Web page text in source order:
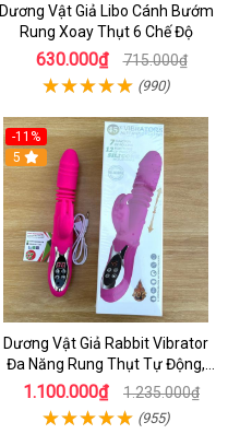
Dương Vật Giả Libo Cánh Bướm
Rung Xoay Thụt 6 Chế Độ
630.000₫ 715.000₫
(990)
-11%
5
Dương Vật Giả Rabbit Vibrator
Đa Năng Rung Thụt Tự Động,
Phát Nhiệt Ấm Nóng Kích Thích
1.100.000₫ 1.235.000₫
(955)